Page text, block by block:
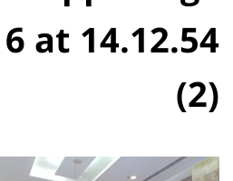
at 14.12.54
(2)